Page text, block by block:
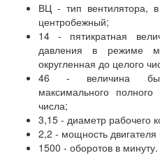
ВЦ - тип вентилятора,
центробежный;
14 - пятикратная
давления в режиме
округленная до целого
46 - величина
максимального
числа;
3,15 - диаметр рабочего
2,2 - мощность двигателя
1500 - оборотов в минуту.